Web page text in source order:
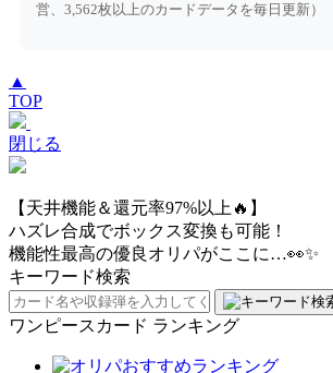
営、3,562枚以上のカードデータを毎日更新）
▲
TOP
閉じる
【天井機能＆還元率97%以上🔥】
ハズレ合成でボックス変換も可能！
機能性最高の優良オリパがここに…👀✨
キーワード検索
ワンピースカード ランキング